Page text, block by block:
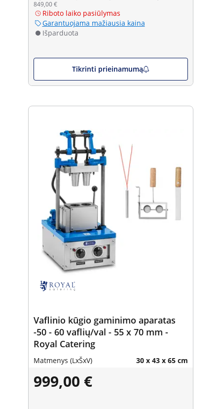
849,00 €
Riboto laiko pasiūlymas
Garantuojama mažiausia kaina
Išparduota
Tikrinti prieinamumą
Vaflinio kūgio gaminimo aparatas
-50 - 60 vaflių/val - 55 x 70 mm -
Royal Catering
Matmenys (LxŠxV) 30 x 43 x 65 cm
999,00 €